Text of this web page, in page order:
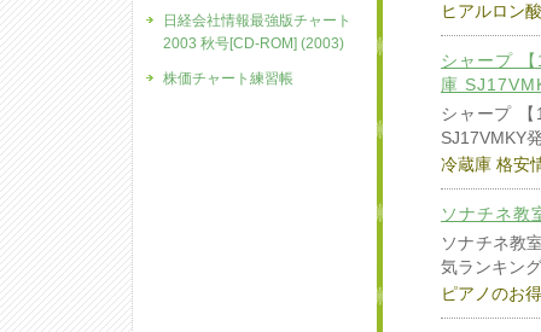
ヒアルロン
シャープ
庫
シャープ
SJ17VMKY
冷蔵庫 格安
ソナチネ教
ソナチネ教
気ランキン
ピアノのお
日経会社情報最強版チャート
2003 秋号[CD-ROM] (2003)
株価チャート練習帳